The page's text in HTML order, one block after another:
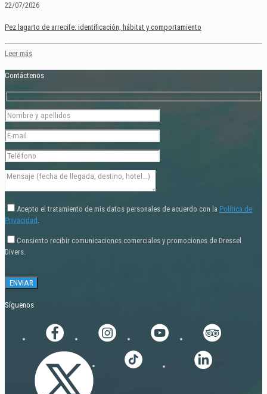
22/07/2026
Pez lagarto de arrecife: identificación, hábitat y comportamiento
Leer más
Contáctenos
Acepto el tratamiento de mis datos personales de acuerdo con la Política de
Privacidad
Consiento recibir comunicaciones comerciales y promociones de Dressel
Divers.
Síguenos